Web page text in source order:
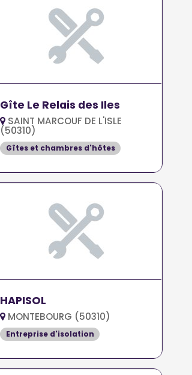
Gîte Le Relais des Iles
SAINT MARCOUF DE L'ISLE
(50310)
Gîtes et chambres d'hôtes
HAPISOL
MONTEBOURG (50310)
Entreprise d'isolation